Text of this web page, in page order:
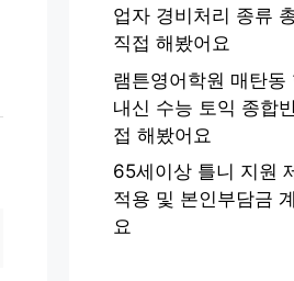
업자 경비처리 종류
직접 해봤어요
램튼영어학원 매탄동
내신 수능 토익 종합
접 해봤어요
65세이상 틀니 지원
적용 및 본인부담금
요